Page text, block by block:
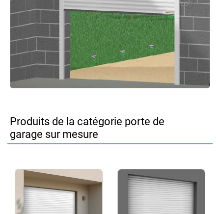
Produits de la catégorie porte de
garage sur mesure